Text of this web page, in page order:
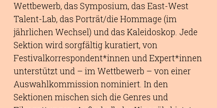
Wettbewerb, das Symposium, das East-West
Talent-Lab, das Porträt/die Hommage (im
jährlichen Wechsel) und das Kaleidoskop. Jede
Sektion wird sorgfältig kuratiert, von
Festivalkorrespondent*innen und Expert*innen
unterstützt und – im Wettbewerb – von einer
Auswahlkommission nominiert. In den
Sektionen mischen sich die Genres und